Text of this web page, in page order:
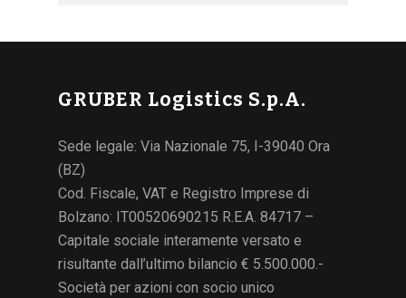
GRUBER Logistics S.p.A.
Sede legale: Via Nazionale 75, I-39040 Ora
(BZ)
Cod. Fiscale, VAT e Registro Imprese di
Bolzano: IT00520690215 R.E.A. 84717 –
Capitale sociale interamente versato e
risultante dall’ultimo bilancio € 5.500.000.-
Società per azioni con socio unico